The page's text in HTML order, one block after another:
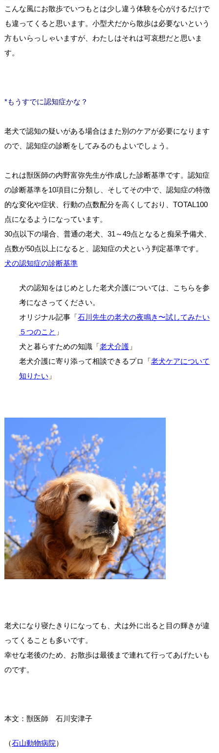
こんな風にお散歩でいつもとは少し違う体験を心がけるだけで
も違ってくると思います。小型犬だから散歩は必要ないという
方もいらっしゃいますが、わたしはそれは可哀想だと思いま
す。
*もうすでに認知症かな？
老犬で認知の疑いがある場合はまた別のケアが必要になります
ので、認知症の診断をしてみるのもよいでしょう。
これは獣医師の内野富弥先生が作成した診断基準です。認知症
の診断基準を10項目に分類し、そしてその中で、認知症の特徴
的な変化や症状、行動の点数配分を高くしており、TOTAL100
点になるようになっています。
30点以下の場合、普通の老犬、31～49点となると痴呆予備犬、
点数が50点以上になると、認知症の犬という判定基準です。
犬の認知症の診断基準
犬の認知をはじめとした老犬介護については、こちらを参
考になさってください。
オリジナル記事「石川先生の老犬の夜鳴き〜試してみたい
５つのこと 」
犬と暮らすための知識「老犬介護」
老犬介護に寄り添って相談できるプロ「老犬ケアについて
知りたい 」
老犬になり寝たきりになっても、犬は外に出ると目の輝きが違
ってくることも多いです。
幸せな老後のため、お散歩は最後まで連れて行ってあげたいも
のです。
本文：獣医師 石川安津子
（石山動物病院）